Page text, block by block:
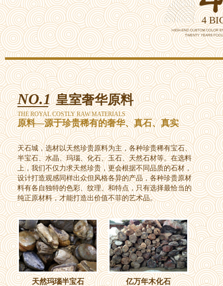
4
NO.1 皇室奢华原料
THE ROYAL COSTLY RAW MATERIALS
原料—源于珍贵稀有的奢华、真石、真实
天石城，选材以天然珍贵原料为主，各种珍贵稀有宝石、
半宝石、水晶、玛瑙、化石、玉石、天然石材等。在选料
上，我们不仅力求天然珍贵，更会根据不同品质的石材，
设计打造观感同样出众但风格各异的产品，各种珍贵原材
料有各自独特的色彩、纹理、和特点，只有选择最恰当的
纯正原材料，才能打造出价值不菲的艺术品。
天然玛瑙半宝石 亿万年木化石